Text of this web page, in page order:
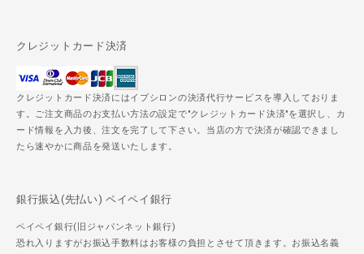
クレジットカード決済
クレジットカード決済にはイプシロンの決済代行サービスを導入しておりま
す。ご注文商品のお支払い方法の設定で"クレジットカード決済"を選択し、カ
ード情報を入力後、注文を完了して下さい。当店の方で決済が確認できまし
たら速やかに商品を発送いたします。
銀行振込(先払い) ペイペイ銀行
ペイペイ銀行(旧ジャパンネット銀行)
恐れ入りますがお振込手数料はお客様の負担とさせて頂きます。お振込名義